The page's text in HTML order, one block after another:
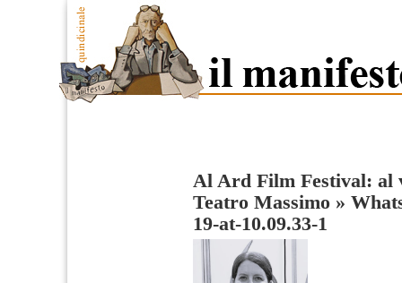
Al Ard Film Festival: al
Teatro Massimo »
19-at-10.09.33-1